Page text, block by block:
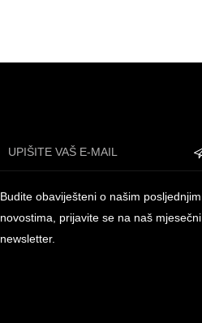
Budite obaviješteni o našim posljednjim
novostima, prijavite se na naš mjesečni
newsletter.